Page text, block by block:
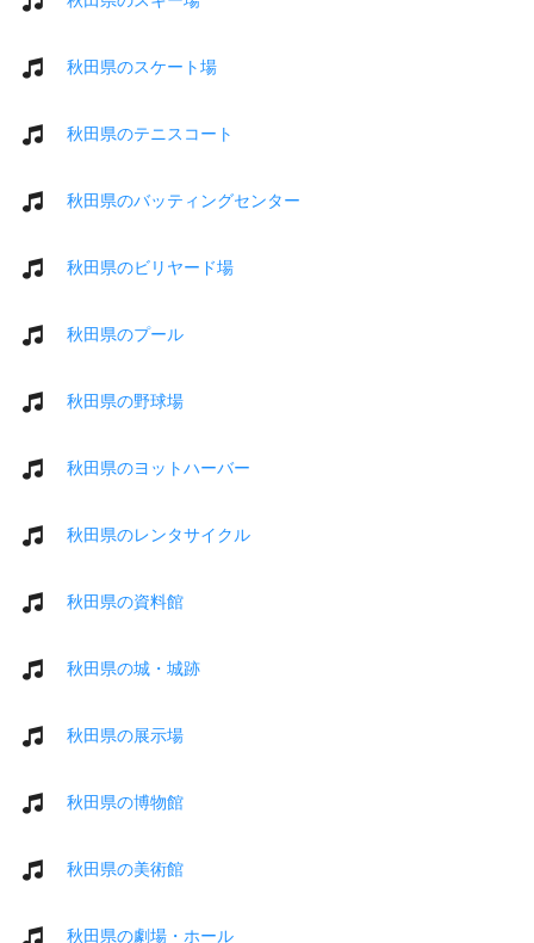
秋田県のスケート場
秋田県のテニスコート
秋田県のバッティングセンター
秋田県のビリヤード場
秋田県のプール
秋田県の野球場
秋田県のヨットハーバー
秋田県のレンタサイクル
秋田県の資料館
秋田県の城・城跡
秋田県の展示場
秋田県の博物館
秋田県の美術館
秋田県の劇場・ホール